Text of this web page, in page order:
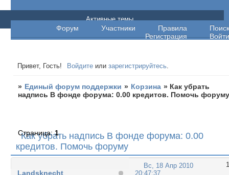
Единый форум поддержки
Форум Участники Правила
Поиск
Регистрация
Войти
Активные темы
Привет, Гость! Войдите илизарегистрируйтесь.
» Единый форум поддержки » Корзина » Как убрать
надпись В фонде форума: 0.00 кредитов. Помочь
Как убрать надпись В фонде форума: 0.00
кредитов. Помочь форуму
Страница:1
1
Вс, 18 Апр 2010
20:47:37
Landsknecht